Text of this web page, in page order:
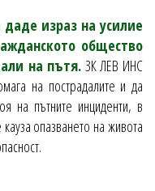
израз на усилие
общество
на пътя. ЗК ЛЕВ ИНС
на пострадалите и да
на пътните инциденти, в
опазването на живота